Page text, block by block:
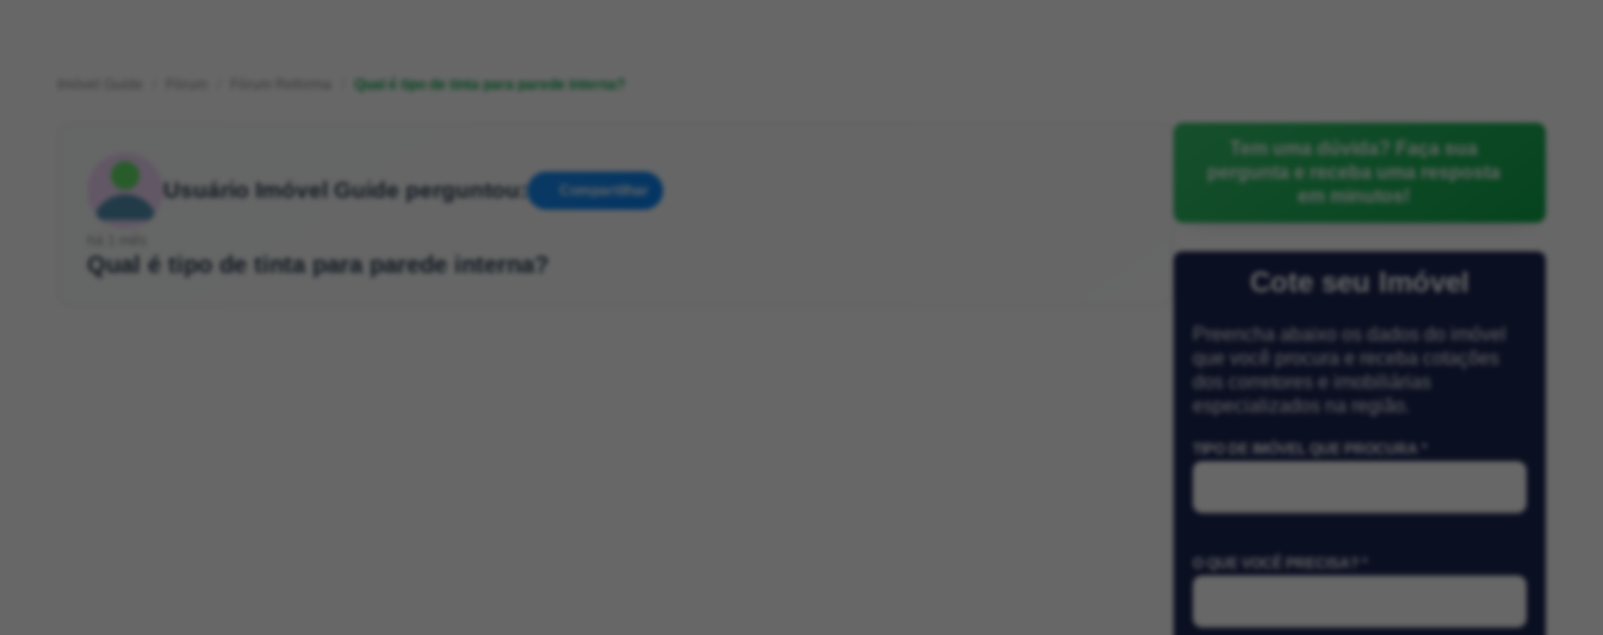
Qual é tipo de tinta para parede interna?
Usuário Imóvel Guide perguntou: Compartilhar
Qual é tipo de tinta para parede interna?
Tem uma dúvida? Faça sua
pergunta e receba uma resposta
em minutos!
Cote seu Imóvel
Preencha abaixo os dados do imóvel
que você procura e receba cotações
dos corretores e imobiliárias
especializados na região.
TIPO DE IMÓVEL QUE PROCURA *
O QUE VOCÊ PRECISA? *